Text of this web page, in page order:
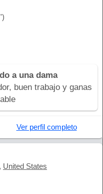
a una dama
buen trabajo y ganas
Ver perfil completo
, United States